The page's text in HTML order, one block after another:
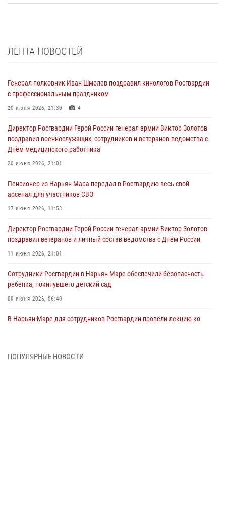
ЛЕНТА НОВОСТЕЙ
Генерал-полковник Иван Шмелев поздравил кинологов Росгвардии
с профессиональным праздником
20 июня 2026, 21:30 4
Директор Росгвардии Герой России генерал армии Виктор Золотов
поздравил военнослужащих, сотрудников и ветеранов ведомства с
Днём медицинского работника
20 июня 2026, 21:01
Пенсионер из Нарьян-Мара передал в Росгвардию весь свой
арсенал для участников СВО
17 июня 2026, 11:53
Директор Росгвардии Герой России генерал армии Виктор Золотов
поздравил ветеранов и личный состав ведомства с Днём России
11 июня 2026, 21:01
Сотрудники Росгвардии в Нарьян-Маре обеспечили безопасность
ребенка, покинувшего детский сад
09 июня 2026, 06:40
В Нарьян-Маре для сотрудников Росгвардии провели лекцию ко
ПОПУЛЯРНЫЕ НОВОСТИ